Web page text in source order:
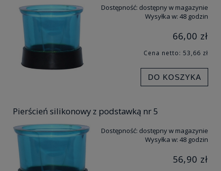
Dostępność: dostępny w magazynie
Wysyłka w: 48 godzin
66,00 zł
Cena netto: 53,66 zł
DO KOSZYKA
Pierścień silikonowy z podstawką nr 5
Dostępność: dostępny w magazynie
Wysyłka w: 48 godzin
56,90 zł